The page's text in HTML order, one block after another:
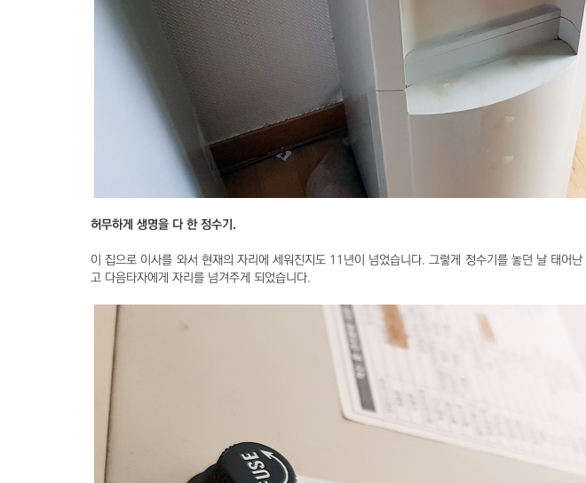
허무하게 생명을 다 한 정수기.
이 집으로 이사를 와서 현재의 자리에 세워진지도 11년이 넘었습니다. 그렇게 정수기를 놓던 날 태어
고 다음타자에게 자리를 넘겨주게 되었습니다.